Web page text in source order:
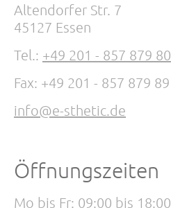
Altendorfer Str. 7
45127 Essen
Tel.: +49 201 - 857 879 80
Fax: +49 201 - 857 879 89
info@e-sthetic.de
Öffnungszeiten
Mo bis Fr: 09:00 bis 18:00